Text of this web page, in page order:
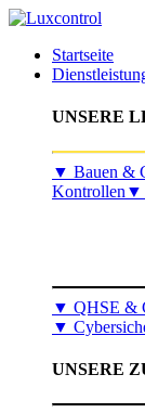
Startseite
UNSERE
​▼ Bauen &
Kontrollen ▼
▼ QHSE &
▼
UNSERE